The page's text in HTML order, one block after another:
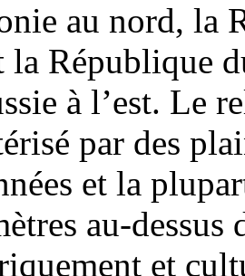
au nord, la
la République
à l’est. Le
par des
et la
au-
et